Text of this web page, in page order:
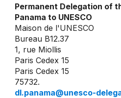
Permanent Delegation of
Panama to UNESCO
Maison de l'UNESCO
Bureau B12.37
1, rue Miollis
Paris Cedex 15
Paris Cedex 15
75732.
dl.panama@unesco-